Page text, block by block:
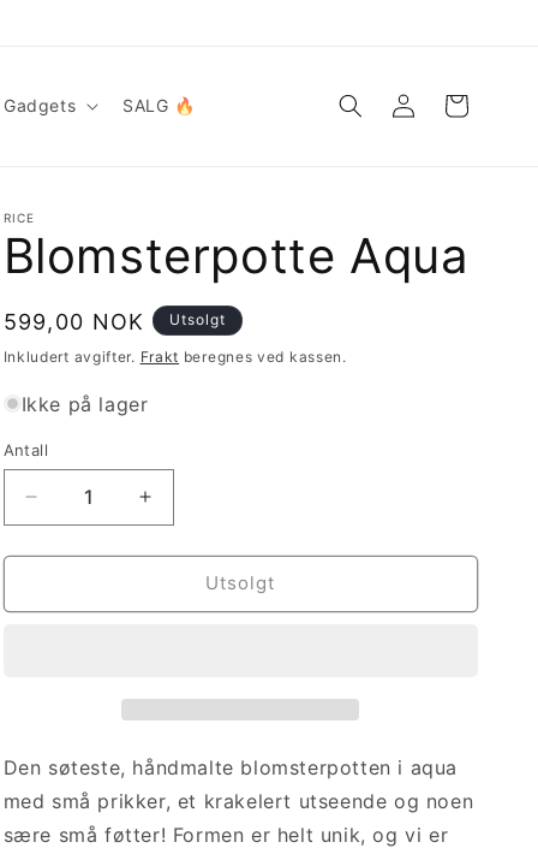
Gadgets SALG 🔥
Logg
inn
Handlekurv
RICE
Blomsterpotte Aqua
Vanlig
pris
599,00 NOK Utsolgt
Inkludert avgifter. Frakt beregnes ved kassen.
Ikke på lager
Antall
Antall
antallet
for
Aqua
Øk
antallet
for
Blomsterpotte
Aqua
Utsolgt
Den søteste, håndmalte blomsterpotten i aqua
med små prikker, et krakelert utseende og noen
sære små føtter! Formen er helt unik, og vi er